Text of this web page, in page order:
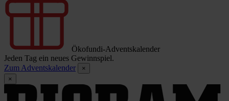
Ökofundi-Adventskalender
Jeden Tag ein neues Gewinnspiel.
Zum Adventskalender
×
×